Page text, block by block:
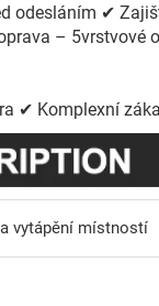
odesláním ✔
– 5vrstvové
✔ Komplexní
vytápění místností